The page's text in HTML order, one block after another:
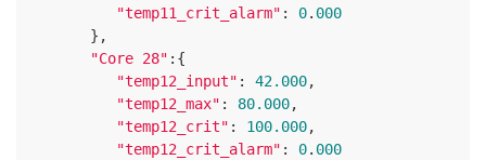
"temp11_crit_alarm" : 0. 000
"Core 28" :{
"temp12_input" : 42.000,
"temp12_max" : 80.000,
"temp12_crit" : 100.000,
"temp12_crit_alarm" : 0. 000